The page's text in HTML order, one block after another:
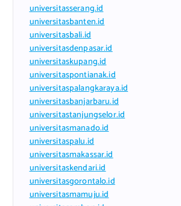
universitasserang.id
universitasbanten.id
universitasbali.id
universitasdenpasar.id
universitaskupang.id
universitaspontianak.id
universitaspalangkaraya.id
universitasbanjarbaru.id
universitastanjungselor.id
universitasmanado.id
universitaspalu.id
universitasmakassar.id
universitaskendari.id
universitasgorontalo.id
universitasmamuju.id